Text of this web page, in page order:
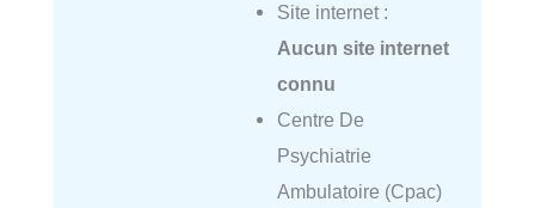
Site internet :
Aucun site internet
connu
Centre De
Psychiatrie
Ambulatoire (Cpac)